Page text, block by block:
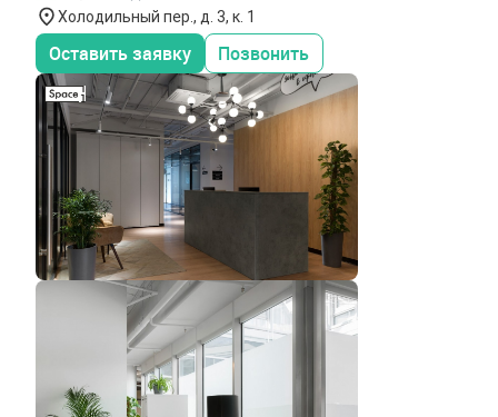
Холодильный пер., д. 3, к. 1
Оставить заявку Позвонить